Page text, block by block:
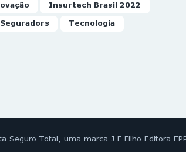
Insurtech Brasil 2022
Seguradors Tecnologia
Total, uma marca J F Filho Editora